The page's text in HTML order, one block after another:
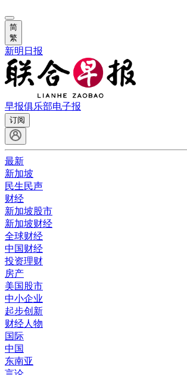
简
繁
新明日报
早报俱乐部电子报
订阅
最新
新加坡
民生民声
财经
新加坡股市
新加坡财经
全球财经
中国财经
投资理财
房产
美国股市
中小企业
起步创新
财经人物
国际
中国
东南亚